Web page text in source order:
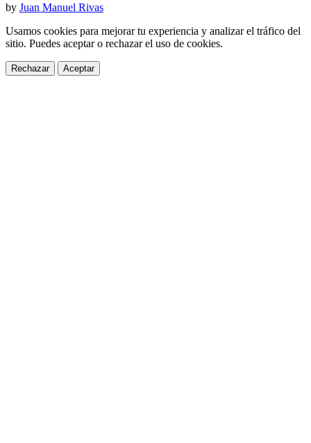
by Juan Manuel Rivas
Usamos cookies para mejorar tu experiencia y analizar el tráfico del
sitio. Puedes aceptar o rechazar el uso de cookies.
Rechazar Aceptar